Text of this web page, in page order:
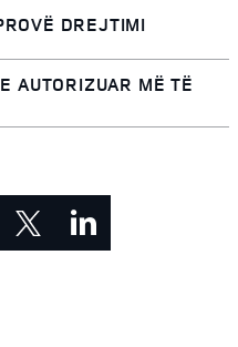
DREJTIMI
AUTORIZUAR MË TË